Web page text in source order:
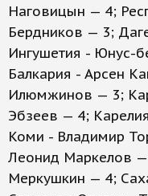
Наговицын — 4;
Бердников — 3;
Ингушетия - Юнус-
Балкария - Арсен
Илюмжинов — 3;
Эбзеев — 4;
Коми - Владимир
Леонид Маркелов
Меркушкин — 4;